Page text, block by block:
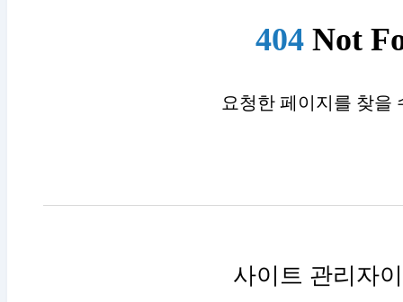
404 Not
요청한 페이지를 찾을
사이트 관리자